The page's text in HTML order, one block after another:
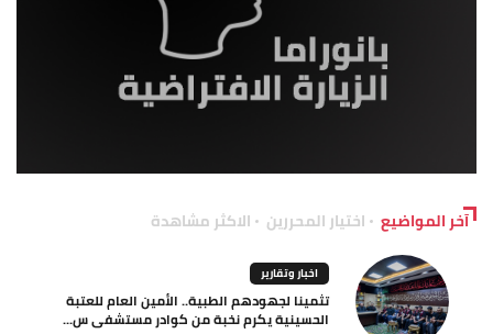
آخر المواضيع اختيار المحررين الاكثر مشاهدة
اخبار وتقارير
تثمينا لجهودهم الطبية.. الأمين العام للعتبة
الحسينية يكرم نخبة من كوادر مستشفى س...